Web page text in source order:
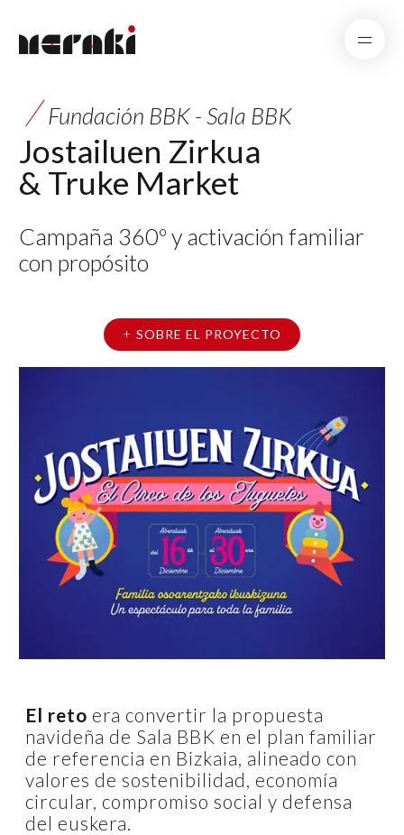
Fundación BBK - Sala BBK
Jostailuen Zirkua
& Truke Market
Campaña 360º y activación familiar
con propósito
SOBRE EL PROYECTO
El reto era convertir la propuesta
navideña de Sala BBK en el plan familiar
de referencia en Bizkaia, alineado con
valores de sostenibilidad, economía
circular, compromiso social y defensa
del euskera.